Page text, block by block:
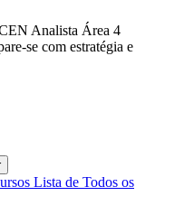
Analista Área 4
se com estratégia e
Lista de Todos os